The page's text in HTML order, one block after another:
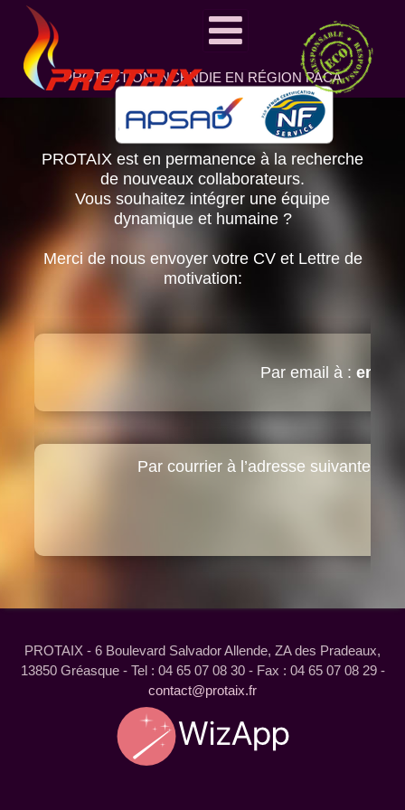
PROTECTION INCENDIE EN RÉGION PACA
PROTAIX est en permanence à la recherche
de nouveaux collaborateurs.
Vous souhaitez intégrer une équipe
dynamique et humaine ?
Merci de nous envoyer votre CV et Lettre de
motivation:
Par email à :
Par courrier à l’adresse suivante:
PROTAIX - 6 Boulevard Salvador Allende, ZA des Pradeaux,
13850 Gréasque - Tel : 04 65 07 08 30 - Fax : 04 65 07 08 29 -
contact@protaix.fr